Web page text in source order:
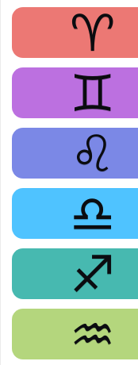
♈
♊
♌
♎
♐
♒